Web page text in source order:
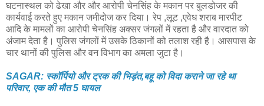
घटनास्थल को ढेखा और और आरोपी चेनसिंह के मकान पर बुलडोजर की
कार्यवाई करते हुए मकान जमीदोज कर दिया। रेप ,लूट ,एवेध शराब मारपीट
आदि के मामलों का आरोपी चेनसिंह अक्सर जंगलों में रहता है और वारदात को
अंजाम देता है। पुलिस जंगलों में उसके ठिकानों को तलाश रही है। आसपास के
चार थानों की पुलिस और वन विभाग का अमला जुटा है।
SAGAR: स्कॉर्पियो और ट्रक की भिड़ंत,बहू को विदा कराने जा रहे था
परिवार, एक की मौत 5 घायल